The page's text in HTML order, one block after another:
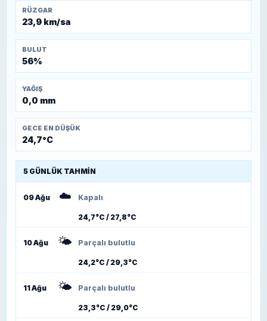
RÜZGAR
23,9 km/sa
BULUT
56%
YAĞIŞ
0,0 mm
GECE EN DÜŞÜK
24,7°C
5 GÜNLÜK TAHMIN
09 Ağu ☁️ Kapalı
24,7°C / 27,8°C
10 Ağu 🌤️ Parçalı bulutlu
24,2°C / 29,3°C
11 Ağu 🌤️ Parçalı bulutlu
23,3°C / 29,0°C